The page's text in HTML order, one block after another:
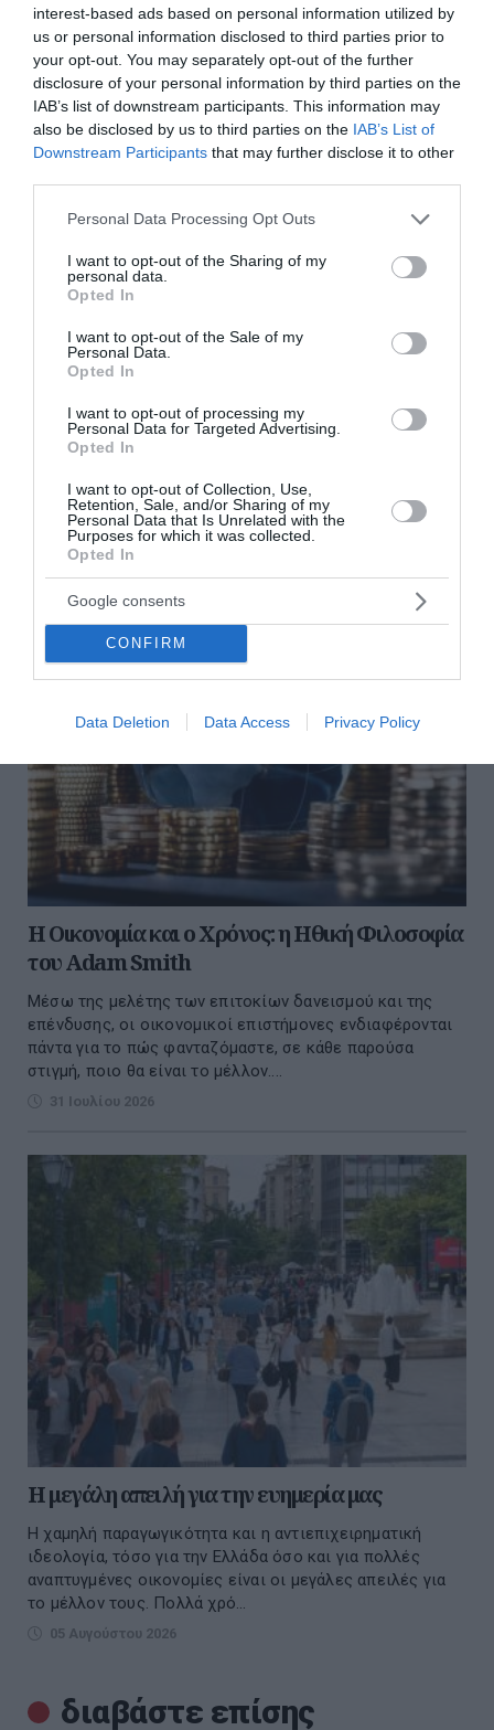
interest-based ads based on personal information utilized by
us or personal information disclosed to third parties prior to
your opt-out. You may separately opt-out of the further
disclosure of your personal information by third parties on the
IAB’s list of downstream participants. This information may
also be disclosed by us to third parties on the IAB’s List of
Downstream Participants that may further disclose it to other
Please note that this website/app uses one or more Google
not limited to your visit or usage behaviour. You may click to
grant or deny consent to Google and its third-party tags to
use your data for below specified purposes in below Google
consent section.
Personal Data Processing Opt Outs
I want to opt-out of the Sharing of my
personal data.
Opted In
I want to opt-out of the Sale of my
Personal Data.
Opted In
I want to opt-out of processing my
Personal Data for Targeted Advertising.
Opted In
I want to opt-out of Collection, Use,
Retention, Sale, and/or Sharing of my
Personal Data that Is Unrelated with the
Purposes for which it was collected.
Opted In
Google consents
CONFIRM
Data Deletion Data Access Privacy Policy
Το μαρτύριο των «ΣΥΡΙΖαίων»: Περιμένοντας
τον Αλέξη Τσίπρα να τους πάρει (;) στην
ΕΛ.Α.Σ.
Αν θέλουν να μπαρκάρουν με τον καπετάνιο πρέπει να
καμία 50αριά. Βουλευτές – εν ενεργεία , ή μόλις
παραιτηθέντες σκοπίμως – ...
29 Ιουλίου 2026
Η Οικονομία και ο Χρόνος: η Ηθική Φιλοσοφία
του Adam Smith
Μέσω της μελέτης των επιτοκίων δανεισμού και της
επένδυσης, οι οικονομικοί επιστήμονες ενδιαφέρονται
πάντα για το πώς φανταζόμαστε, σε κάθε παρούσα
στιγμή, ποιο θα είναι το μέλλον....
31 Ιουλίου 2026
Η μεγάλη απειλή για την ευημερία μας
Η χαμηλή παραγωγικότητα και η αντιεπιχειρηματική
ιδεολογία, τόσο για την Ελλάδα όσο και για πολλές
αναπτυγμένες οικονομίες είναι οι μεγάλες απειλές για
το μέλλον τους. Πολλά χρό...
05 Αυγούστου 2026
διαβάστε επίσης